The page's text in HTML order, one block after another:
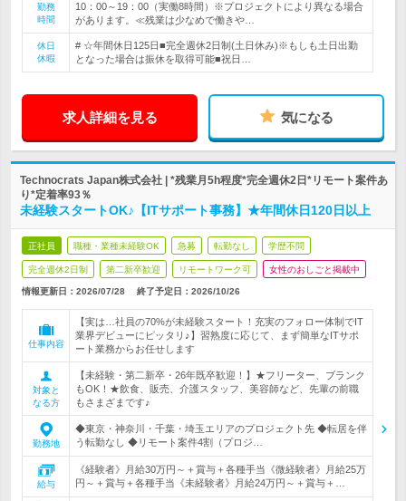
勤務
時間
10：00～19：00（実働8時間）※プロジェクトにより異なる場合
があります。≪残業は少なめで働きや…
休日
休暇
# ☆年間休日125日■完全週休2日制(土日休み)※もしも土日出勤
となった場合は振休を取得可能■祝日…
求人詳細を見る 気になる
Technocrats Japan株式会社 | *残業月5h程度*完全週休2日*リモート案件あ
り*定着率93％
未経験スタートOK♪【ITサポート事務】★年間休日120日以上
正社員 職種・業種未経験OK 急募 転勤なし 学歴不問
完全週休2日制 第二新卒歓迎 リモートワーク可 女性のおしごと掲載中
情報更新日：2026/07/28 終了予定日： 2026/10/26
仕事内容
【実は…社員の70%が未経験スタート！充実のフォロー体制でIT
業界デビューにピッタリ♪】習熟度に応じて、まず簡単なITサポ
ート業務からお任せします
対象と
なる方
【未経験・第二新卒・26年既卒歓迎！】★フリーター、ブランク
もOK！★飲食、販売、介護スタッフ、美容師など、先輩の前職
もさまざまです♪
勤務地
◆東京・神奈川・千葉・埼玉エリアのプロジェクト先 ◆転居を伴
う転勤なし ◆リモート案件4割（プロジ…
給与
《経験者》月給30万円～＋賞与＋各種手当《微経験者》月給25万
円～＋賞与＋各種手当《未経験者》月給24万円～＋賞与＋…